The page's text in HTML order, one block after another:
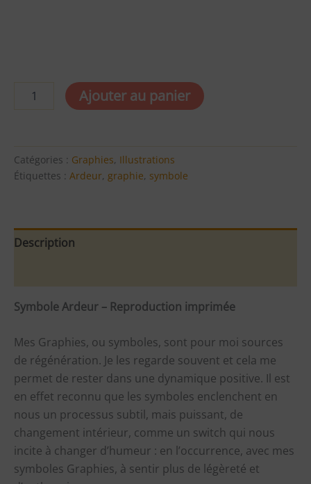
Reproduction
imprimée
Ajouter au panier
Catégories : Graphies, Illustrations
Étiquettes : Ardeur, graphie, symbole
Description
SymboleArdeur – Reproduction imprimée
Mes Graphies, ou symboles, sont pour moi sources
de régénération. Je les regarde souvent et cela me
permet de rester dans une dynamique positive. Il est
en effet reconnu que les symboles enclenchent en
nous un processus subtil, mais puissant, de
changement intérieur, comme un switch qui nous
incite à changer d’humeur : en l’occurrence, avec mes
symboles Graphies, à sentir plus de légèreté et